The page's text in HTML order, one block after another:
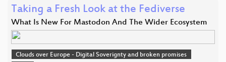
Taking a Fresh Look at the Fediverse
What Is New For Mastodon And The Wider Ecosystem
Clouds over Europe - Digital Soverignty and broken promises